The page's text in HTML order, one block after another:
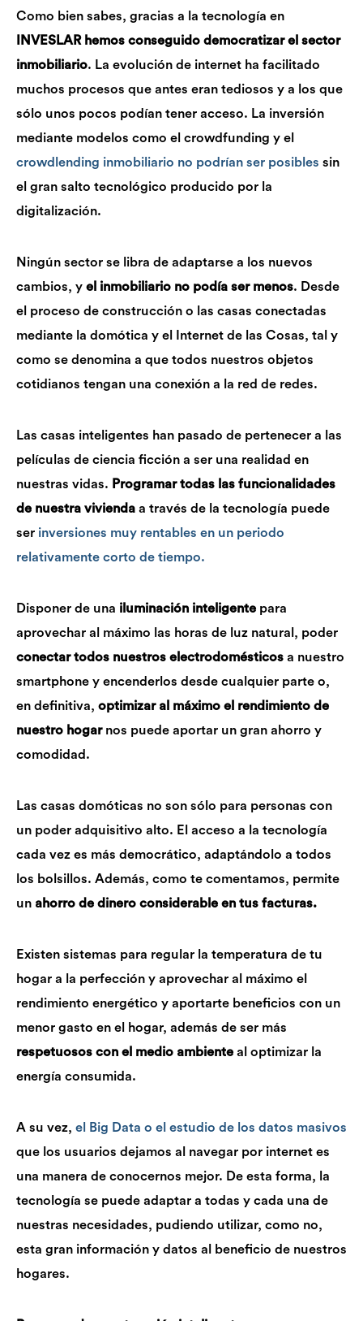
Como bien sabes, gracias a la tecnología en
INVESLAR hemos conseguido democratizar el sector
inmobiliario. La evolución de internet ha facilitado
muchos procesos que antes eran tediosos y a los que
sólo unos pocos podían tener acceso. La inversión
mediante modelos como el crowdfunding y el
crowdlending inmobiliario no podrían ser posibles sin
el gran salto tecnológico producido por la
digitalización.
Ningún sector se libra de adaptarse a los nuevos
cambios, y el inmobiliario no podía ser menos. Desde
el proceso de construcción o las casas conectadas
mediante la domótica y el Internet de las Cosas, tal y
como se denomina a que todos nuestros objetos
cotidianos tengan una conexión a la red de redes.
Las casas inteligentes han pasado de pertenecer a las
películas de ciencia ficción a ser una realidad en
nuestras vidas. Programar todas las funcionalidades
de nuestra vivienda a través de la tecnología puede
ser inversiones muy rentables en un periodo
relativamente corto de tiempo.
Disponer de una iluminación inteligente para
aprovechar al máximo las horas de luz natural, poder
conectar todos nuestros electrodomésticos a nuestro
smartphone y encenderlos desde cualquier parte o,
en definitiva, optimizar al máximo el rendimiento de
nuestro hogarnos puede aportar un gran ahorro y
comodidad.
Las casas domóticas no son sólo para personas con
un poder adquisitivo alto. El acceso a la tecnología
cada vez es más democrático, adaptándolo a todos
los bolsillos. Además, como te comentamos, permite
un ahorro de dinero considerable en tus facturas.
Existen sistemas para regular la temperatura de tu
hogar a la perfección y aprovechar al máximo el
rendimiento energético y aportarte beneficios con un
menor gasto en el hogar, además de ser más
respetuosos con el medio ambiente al optimizar la
energía consumida.
A su vez, el Big Data o el estudio de los datos masivos
que los usuarios dejamos al navegar por internet es
una manera de conocernos mejor. De esta forma, la
tecnología se puede adaptar a todas y cada una de
nuestras necesidades, pudiendo utilizar, como no,
esta gran información y datos al beneficio de nuestros
hogares.